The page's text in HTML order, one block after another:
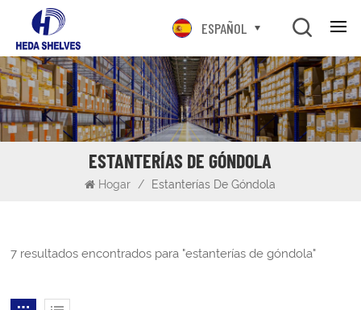
ESPAÑOL
ESTANTERÍAS DE GÓNDOLA
Hogar / Estanterías De Góndola
7 resultados encontrados para "estanterías de góndola"